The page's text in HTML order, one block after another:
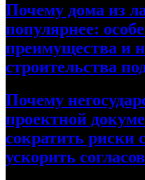
Почему дома из
популярнее:
преимущества и
строительства
Почему
проектной
сократить риски
ускорить